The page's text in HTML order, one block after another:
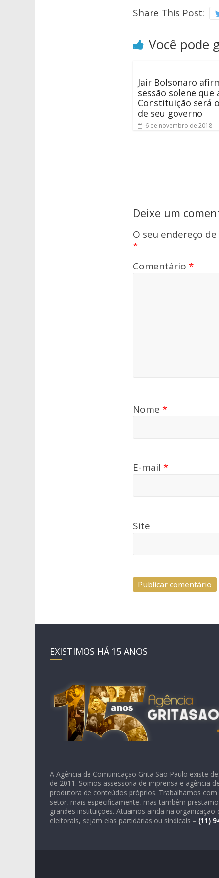
Share This Post:
Você pode
Jair Bolsonaro
sessão solene que
Constituição será
de seu governo
6 de novembro de 2018
Deixe um
O seu endereço
*
Comentário *
Nome *
E-mail *
Site
EXISTIMOS HÁ 15 ANOS
A Agência de Comunicação Grita São Paulo existe
de 2011. Somos assessoria de imprensa e agência
produtora de conteúdos próprios. Trabalhamos
setor, mais especificamente, mas também
grandes instituições. Atuamos ainda na organização
eleitorais, sejam elas partidárias ou sindicais – (11)